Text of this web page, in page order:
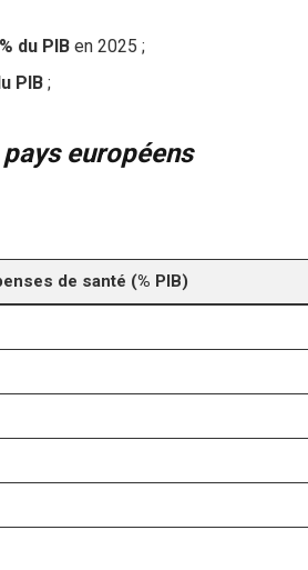
du PIBen 2025 ;
PIB;
européens
de santé (% PIB)